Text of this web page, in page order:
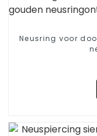
Neusring voor